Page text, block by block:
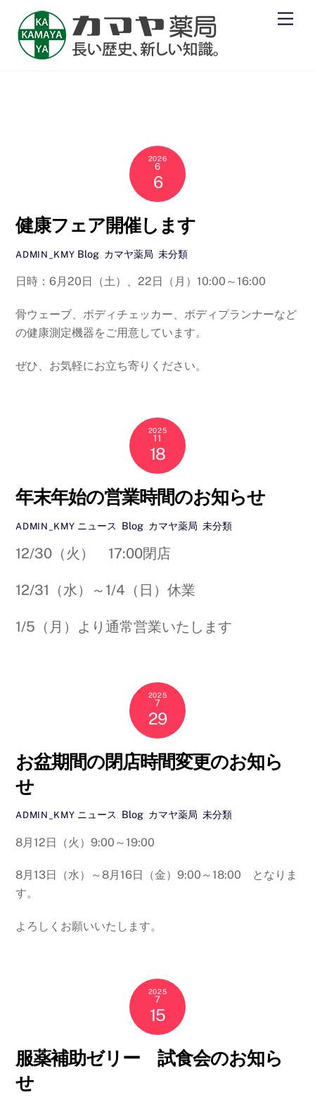
content
2026
6
6
健康フェア開催します
ADMIN_KMY Blog カマヤ薬局 ,未分類
日時：6月20日（土）、22日（月）10:00～16:00
骨ウェーブ、ボディチェッカー、ボディプランナーなど
の健康測定機器をご用意しています。
ぜひ、お気軽にお立ち寄りください。
2025
11
18
年末年始の営業時間のお知らせ
ADMIN_KMY ニュース Blog カマヤ薬局 ,未分類
12/30（火） 17:00閉店
12/31（水）～1/4（日）休業
1/5（月）より通常営業いたします
2025
7
29
お盆期間の閉店時間変更のお知ら
せ
ADMIN_KMY ニュース Blog カマヤ薬局 ,未分類
8月12日（火）9:00～19:00
8月13日（水）～8月16日（金）9:00～18:00 となりま
す。
よろしくお願いいたします。
2025
7
15
服薬補助ゼリー 試食会のお知ら
せ